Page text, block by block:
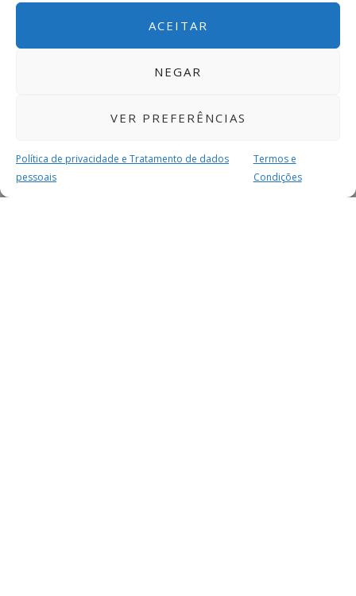
ACEITAR
NEGAR
VER PREFERÊNCIAS
Política de privacidade e Tratamento de dados
pessoais
Termos e
Condições